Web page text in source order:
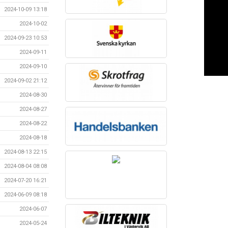
2024-10-09 13:18
2024-10-02
2024-09-23 10:53
2024-09-11
2024-09-10
2024-09-02 21:12
2024-08-30
2024-08-27
2024-08-22
2024-08-18
2024-08-13 22:15
2024-08-04 08:08
2024-07-20 16:21
2024-06-09 08:18
2024-06-07
2024-05-24